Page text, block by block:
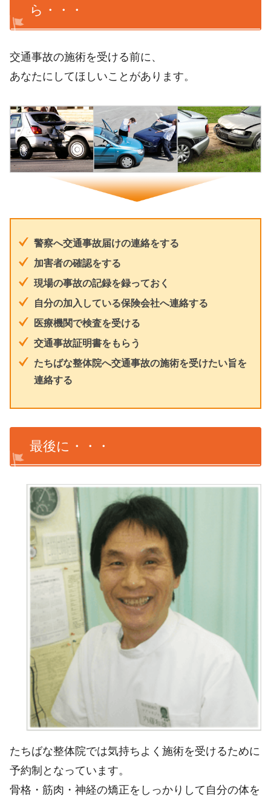
ら・・・
交通事故の施術を受ける前に、
あなたにしてほしいことがあります。
警察へ交通事故届けの連絡をする
加害者の確認をする
現場の事故の記録を録っておく
自分の加入している保険会社へ連絡する
医療機関で検査を受ける
交通事故証明書をもらう
たちばな整体院へ交通事故の施術を受けたい旨を
連絡する
最後に・・・
たちばな整体院では気持ちよく施術を受けるために
予約制となっています。
骨格・筋肉・神経の矯正をしっかりして自分の体を